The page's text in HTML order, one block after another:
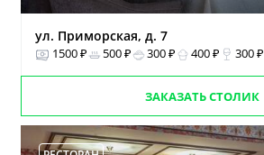
ул. Приморская, д. 7
1500 ₽ 500 ₽ 300 ₽ 400 ₽ 300 ₽
ЗАКАЗАТЬ СТОЛИК